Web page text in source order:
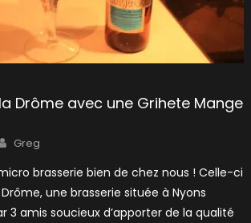
Drôme avec une Grihete Mange
Author
Greg
brasserie bien de chez nous ! Celle-ci
une brasserie située à Nyons
3 amis soucieux d’apporter de la qualité